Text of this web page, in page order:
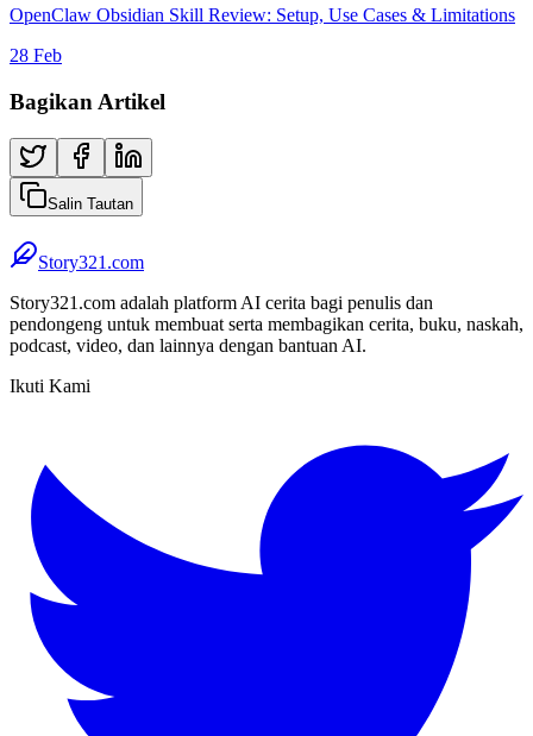
OpenClaw Obsidian Skill Review: Setup, Use Cases & Limitations
28 Feb
Bagikan Artikel
Salin Tautan
Story321.com
Story321.com adalah platform AI cerita bagi penulis dan
pendongeng untuk membuat serta membagikan cerita, buku, naskah,
podcast, video, dan lainnya dengan bantuan AI.
Ikuti Kami